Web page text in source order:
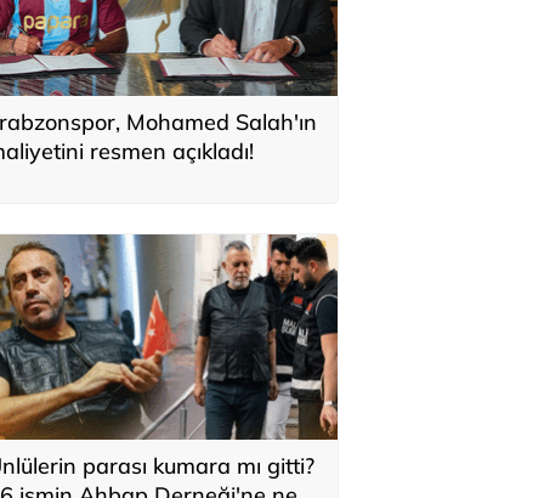
Mohamed Salah'ın
resmen açıkladı!
parası kumara mı gitti?